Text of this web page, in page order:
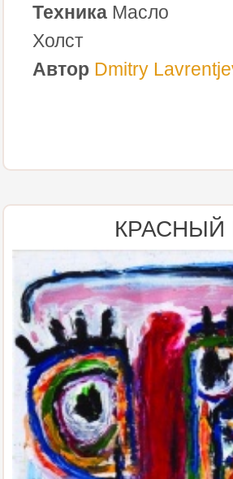
Техника Масло
Холст
Автор Dmitry
КРАСНЫЙ